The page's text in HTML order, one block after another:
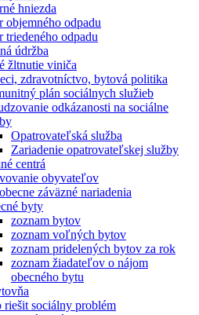
hniezda
objemného odpadu
triedeného odpadu
údržba
žltnutie viniča
zdravotníctvo, bytová politika
plán sociálnych služieb
odkázanosti na sociálne
Opatrovateľská služba
Zariadenie opatrovateľskej služby
centrá
obyvateľov
záväzné nariadenia
byty
zoznam bytov
zoznam voľných bytov
zoznam pridelených bytov za rok
zoznam žiadateľov o nájom
obecného bytu
riešit sociálny problém